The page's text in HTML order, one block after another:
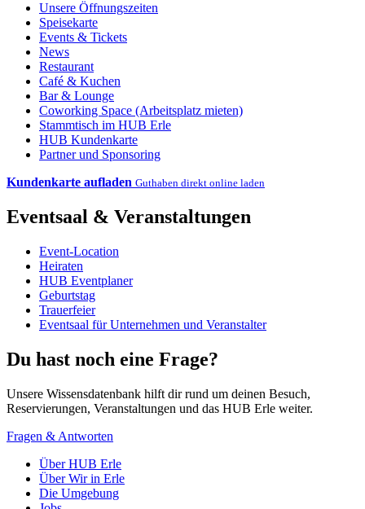
Unsere Öffnungszeiten
Speisekarte
Events & Tickets
News
Restaurant
Café & Kuchen
Bar & Lounge
Coworking Space (Arbeitsplatz mieten)
Stammtisch im HUB Erle
HUB Kundenkarte
Partner und Sponsoring
Kundenkarte aufladen Guthaben direkt online laden
Eventsaal & Veranstaltungen
Event-Location
Heiraten
HUB Eventplaner
Geburtstag
Trauerfeier
Eventsaal für Unternehmen und Veranstalter
Du hast noch eine Frage?
Unsere Wissensdatenbank hilft dir rund um deinen Besuch,
Reservierungen, Veranstaltungen und das HUB Erle weiter.
Fragen & Antworten
Über HUB Erle
Über Wir in Erle
Die Umgebung